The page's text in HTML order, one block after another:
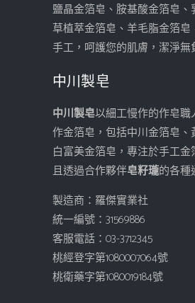
鹽晶金箔皂、胺基酸金箔皂、
草植萃金箔皂、羊毛脂金箔皂
手工，呵護您的肌膚，潔淨無
中川製皂
中川製皂以細工慢作的作皂
作金箔皂，包括中川金箔皂
白富美金箔皂，專注於手工
且透過合作夥伴皂籽瓏的各種
製造商：羅傑實業社
統一編號：31569886
客服電話：03-3712345
桃經登字第1080007064號
桃衛藥字第1080019184號